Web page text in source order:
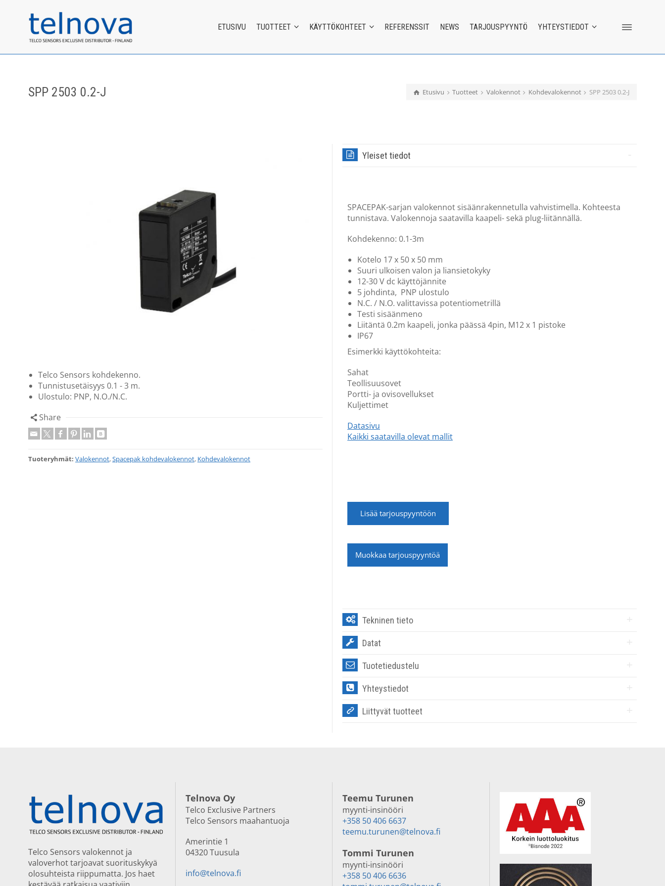
ETUSIVU TUOTTEET KÄYTTÖKOHTEET REFERENSSIT NEWS TARJOUSPYYNTÖ YHTEYSTIEDOT
Etusivu Tuotteet Valokennot Kohdevalokennot SPP 2503 0.2-J
SPP 2503 0.2-J
Telco Sensors kohdekenno.
Tunnistusetäisyys 0.1 - 3 m.
Ulostulo: PNP, N.O./N.C.
Share
Tuoteryhmät: Valokennot,Spacepak kohdevalokennot, Kohdevalokennot
Yleiset tiedot
SPACEPAK-sarjan valokennot sisäänrakennetulla vahvistimella. Kohteesta
tunnistava. Valokennoja saatavilla kaapeli- sekä plug-liitännällä.
Kohdekenno: 0.1-3m
Kotelo 17 x 50 x 50 mm
Suuri ulkoisen valon ja liansietokyky
12-30 V dc käyttöjännite
5 johdinta, PNP ulostulo
N.C. / N.O. valittavissa potentiometrillä
Testi sisäänmeno
Liitäntä 0.2m kaapeli, jonka päässä 4pin, M12 x 1 pistoke
IP67
Esimerkki käyttökohteita:
Sahat
Teollisuusovet
Portti- ja ovisovellukset
Kuljettimet
Datasivu
Kaikki saatavilla olevat mallit
Lisää tarjouspyyntöön
Muokkaa tarjouspyyntöä
Tekninen tieto
Datat
Tuotetiedustelu
Yhteystiedot
Liittyvät tuotteet
Telco Sensors valokennot ja
valoverhot tarjoavat suorituskykyä
olosuhteista riippumatta. Jos haet
Telnova Oy
Telco Exclusive Partners
Telco Sensors maahantuoja
Amerintie 1
04320 Tuusula
info@telnova.fi
Teemu Turunen
myynti-insinööri
+358 50 406 6637
teemu.turunen@telnova.fi
Tommi Turunen
myynti-insinööri
+358 50 406 6636